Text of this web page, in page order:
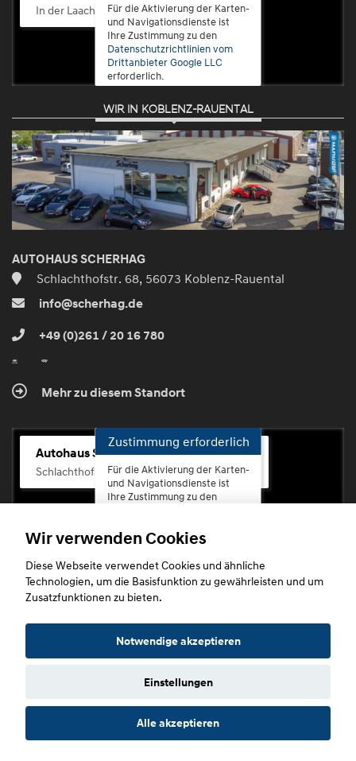
In der Laach 76, 56072 Koblenz-Güls
Für die Aktivierung der Karten-
und Navigationsdienste ist
Ihre Zustimmung zu den
Datenschutzrichtlinien vom
Drittanbieter Google LLC
erforderlich.
Zustimmen
und
aktivieren
WIR IN KOBLENZ-RAUENTAL
AUTOHAUS SCHERHAG
Schlachthofstr. 68, 56073 Koblenz-Rauental
info@scherhag.de
+49 (0)261 / 20 16 780
Mehr zu diesem Standort
Autohaus Scherhag
Schlachthofstr. 68, 56073 Koblenz-Rauental
Zustimmung erforderlich
Für die Aktivierung der Karten-
und Navigationsdienste ist
Ihre Zustimmung zu den
erforderlich.
Zustimmen
Copyright © 2026. Autohaus Scherhag
Datenschutz Impressum
Wir verwenden Cookies
Diese Webseite verwendet Cookies und ähnliche
Technologien, um die Basisfunktion zu gewährleisten und um
Zusatzfunktionen zu bieten.
Notwendige akzeptieren
Einstellungen
Alle akzeptieren